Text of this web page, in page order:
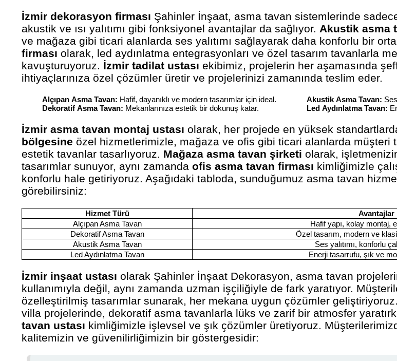
İzmir dekorasyon firması Şahinler İnşaat, asma tavan sistemlerinde
akustik ve ısı yalıtımı gibi fonksiyonel avantajlar da sağlıyor. Akustik asma
ve mağaza gibi ticari alanlarda ses yalıtımı sağlayarak daha konforlu bir
firması olarak, led aydınlatma entegrasyonları ve özel tasarım tavanlarla
kavuşturuyoruz. İzmir tadilat ustası ekibimiz, projelerin her aşamasında
ihtiyaçlarınıza özel çözümler üretir ve projelerinizi zamanında teslim eder.
Alçıpan Asma Tavan: Hafif, dayanıklı ve modern tasarımlar için ideal.
Dekoratif Asma Tavan: Mekanlarınıza estetik bir dokunuş katar.
Akustik Asma Tavan:
Led Aydınlatma Tavan:
İzmir asma tavan montaj ustası olarak, her projede en yüksek
bölgesine özel hizmetlerimizle, mağaza ve ofis gibi ticari alanlarda müşteri
estetik tavanlar tasarlıyoruz. Mağaza asma tavan şirketi olarak,
tasarımlar sunuyor, aynı zamanda ofis asma tavan firması kimliğimizle
konforlu hale getiriyoruz. Aşağıdaki tabloda, sunduğumuz asma tavan
görebilirsiniz:
Hizmet Türü
Avantajlar
Alçıpan Asma Tavan
Hafif yapı, kolay montaj,
Dekoratif Asma Tavan
Özel tasarım, modern ve
Akustik Asma Tavan
Ses yalıtımı, konforlu
Led Aydınlatma Tavan
Enerji tasarrufu, şık ve
İzmir inşaat ustası olarak Şahinler İnşaat Dekorasyon, asma tavan
kullanımıyla değil, aynı zamanda uzman işçiliğiyle de fark yaratıyor.
özelleştirilmiş tasarımlar sunarak, her mekana uygun çözümler
villa projelerinde, dekoratif asma tavanlarla lüks ve zarif bir atmosfer
tavan ustası kimliğimizle işlevsel ve şık çözümler üretiyoruz.
kalitemizin ve güvenilirliğimizin bir göstergesidir: